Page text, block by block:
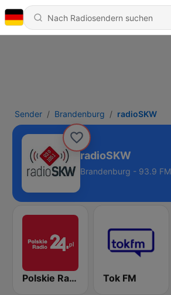
Sender Brandenburg radioSKW
radioSKW
Brandenburg - 93.9 FM
Polskie Radio 24 Tok FM